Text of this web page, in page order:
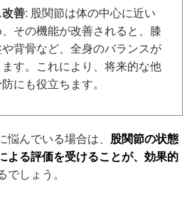
善: 股関節は体の中心に近い
その機能が改善されると、膝
背骨など、全身のバランスが
す。これにより、将来的な他
にも役立ちます。
悩んでいる場合は、 股関節の状態
よる評価を受けることが、効果的
でしょう。